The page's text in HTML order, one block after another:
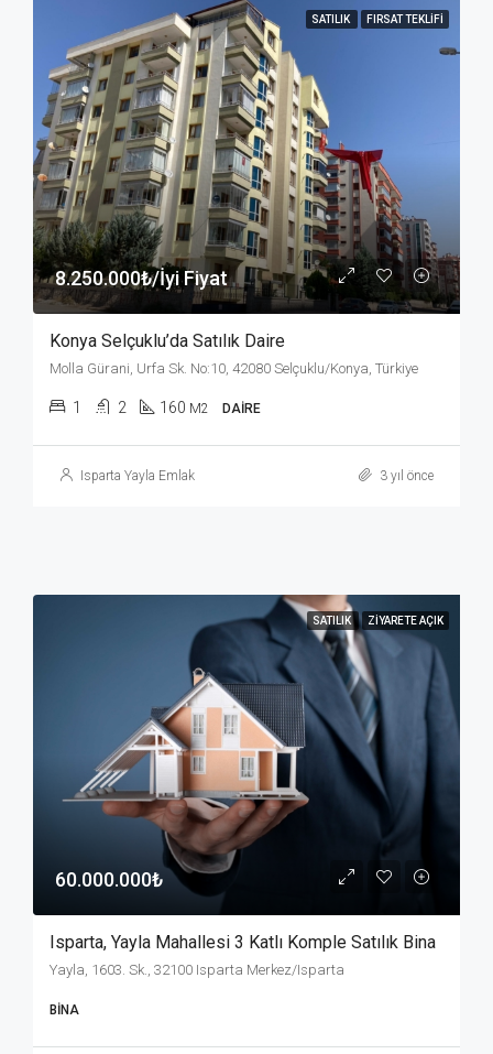
SATILIK FIRSAT TEKLIFI
8.250.000₺/İyi Fiyat
Konya Selçuklu’da Satılık Daire
Molla Gürani, Urfa Sk. No:10, 42080 Selçuklu/Konya, Türkiye
1 2 160 M2 DAIRE
Isparta Yayla Emlak 3 yıl önce
SATILIK ZIYARETE AÇIK
60.000.000₺
Isparta, Yayla Mahallesi 3 Katlı Komple Satılık Bina
Yayla, 1603. Sk., 32100 Isparta Merkez/Isparta
BINA